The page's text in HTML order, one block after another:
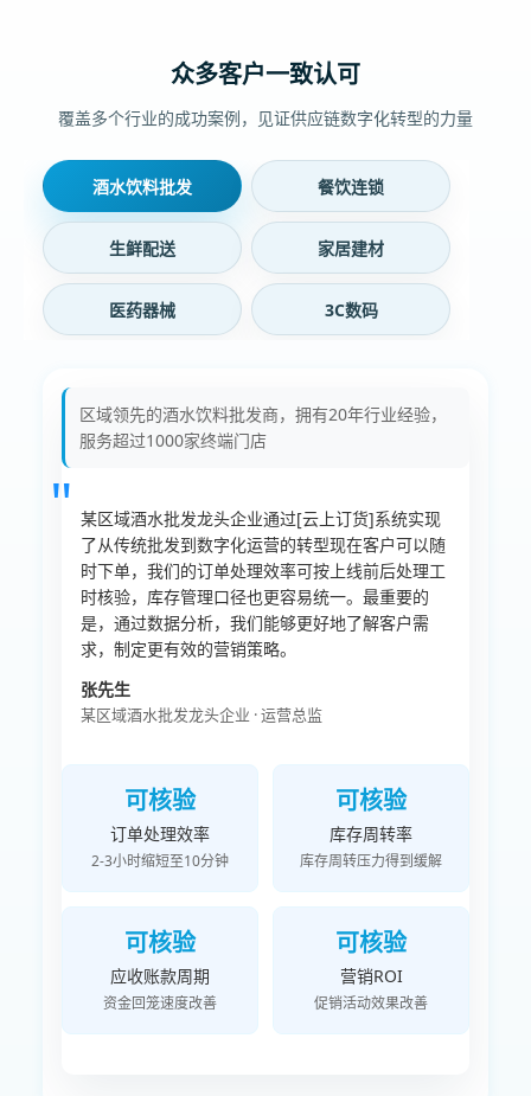
众多客户一致认可
覆盖多个行业的成功案例，见证供应链数字化转型的力量
酒水饮料批发 餐饮连锁
生鲜配送 家居建材
医药器械 3C数码
区域领先的酒水饮料批发商，拥有20年行业经验，
服务超过1000家终端门店
某区域酒水批发龙头企业通过[云上订货]系统实现
了从传统批发到数字化运营的转型现在客户可以随
时下单，我们的订单处理效率可按上线前后处理工
时核验，库存管理口径也更容易统一。最重要的
是，通过数据分析，我们能够更好地了解客户需
求，制定更有效的营销策略。
张先生
某区域酒水批发龙头企业 · 运营总监
可核验
订单处理效率
2-3小时缩短至10分钟
可核验
库存周转率
库存周转压力得到缓解
可核验
应收账款周期
资金回笼速度改善
可核验
营销ROI
促销活动效果改善